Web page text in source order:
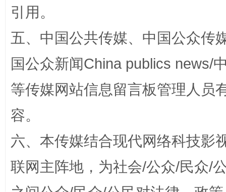
今
引用。
五、中国公共传媒、中国公众传
国公众新闻China publics news/
等传媒网站信息留言板管理人员
容。
六、本传媒结合现代网络科技影
联网主阵地，为社会/公众/民众/